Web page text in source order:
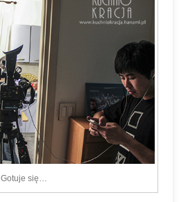
Gotuje się…